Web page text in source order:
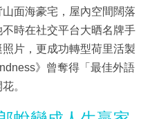
面海豪宅，屋內空間闊落
時在社交平台大晒名牌手
片，更成功轉型荷里活製
》曾奪得「最佳外語
。